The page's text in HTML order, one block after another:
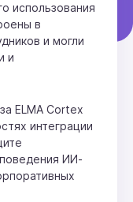
использования
в
и могли
и
ELMA Cortex
интеграции
ИИ-